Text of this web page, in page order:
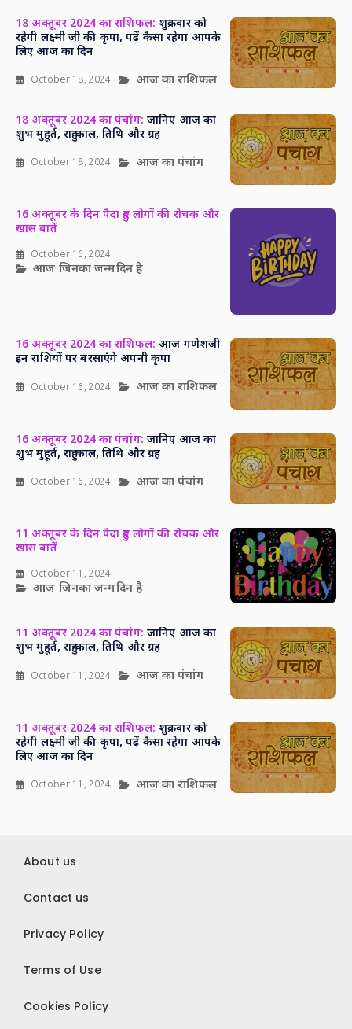
18 अक्तूबर 2024 का राशिफल: शुक्रवार को
रहेगी लक्ष्मी जी की कृपा, पढ़ें कैसा रहेगा आपके
लिए आज का दिन
October 18, 2024 आज का राशिफल
18 अक्तूबर 2024 का पंचांग: जानिए आज का
शुभ मुहूर्त, राहु काल, तिथि और ग्रह
October 18, 2024 आज का पंचांग
16 अक्तूबर के दिन पैदा हुए लोगों की रोचक और
खास बातें
October 16, 2024
आज जिनका जन्मदिन है
16 अक्तूबर 2024 का राशिफल: आज गणेशजी
इन राशियों पर बरसाएंगे अपनी कृपा
October 16, 2024 आज का राशिफल
16 अक्तूबर 2024 का पंचांग: जानिए आज का
शुभ मुहूर्त, राहु काल, तिथि और ग्रह
October 16, 2024 आज का पंचांग
11 अक्तूबर के दिन पैदा हुए लोगों की रोचक और
खास बातें
October 11, 2024
आज जिनका जन्मदिन है
11 अक्तूबर 2024 का पंचांग: जानिए आज का
शुभ मुहूर्त, राहु काल, तिथि और ग्रह
October 11, 2024 आज का पंचांग
11 अक्तूबर 2024 का राशिफल: शुक्रवार को
रहेगी लक्ष्मी जी की कृपा, पढ़ें कैसा रहेगा आपके
लिए आज का दिन
October 11, 2024 आज का राशिफल
About us
Contact us
Privacy Policy
Terms of Use
Cookies Policy